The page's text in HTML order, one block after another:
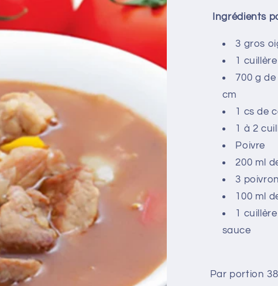
Ingrédients
3 gros
1
700 g
cm
1 cs de
1 à 2
Poivre
200 ml
3
100 ml
1
sauce
Par portion